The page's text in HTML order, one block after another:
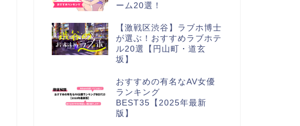
ーム20選！
【激戦区渋谷】ラブホ博士
が選ぶ！おすすめラブホテ
ル20選【円山町・道玄
坂】
おすすめの有名なAV女優
ランキング
BEST35【2025年最新
版】